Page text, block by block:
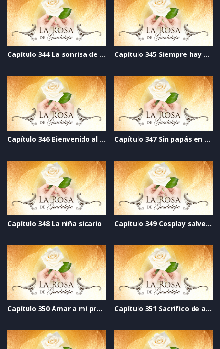
Capítulo 344 La sonrisa de un ángel Capítulo 345 Siempre hay una puerta abierta
Capítulo 346 Bienvenido al SIDA Capítulo 347 Sin papás en casa
Capítulo 348 La niña sicario Capítulo 349 Cosplay salvemos al mundo
Capítulo 350 Amar a mi propia hermana Capítulo 351 Sacrifico de amor